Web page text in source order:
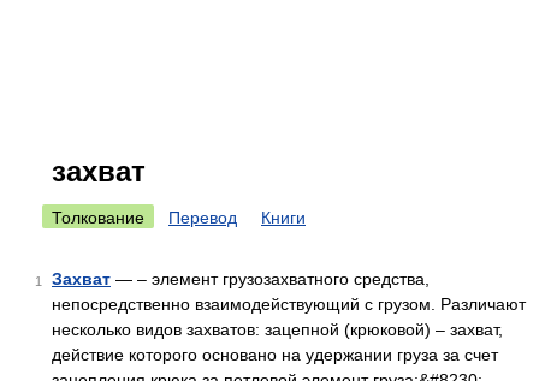
захват
Толкование Перевод Книги
1 Захват — – элемент грузозахватного средства,
непосредственно взаимодействующий с грузом. Различают
несколько видов захватов: зацепной (крюковой) – захват,
действие которого основано на удержании груза за счет